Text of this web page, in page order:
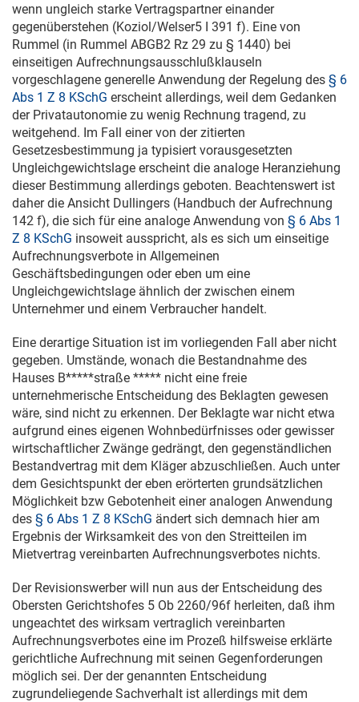
wenn ungleich starke Vertragspartner einander
gegenüberstehen (Koziol/Welser5 I 391 f). Eine von
Rummel (in Rummel ABGB2 Rz 29 zu § 1440) bei
einseitigen Aufrechnungsausschlußklauseln
vorgeschlagene generelle Anwendung der Regelung des § 6
Abs 1 Z 8 KSchG erscheint allerdings, weil dem Gedanken
der Privatautonomie zu wenig Rechnung tragend, zu
weitgehend. Im Fall einer von der zitierten
Gesetzesbestimmung ja typisiert vorausgesetzten
Ungleichgewichtslage erscheint die analoge Heranziehung
dieser Bestimmung allerdings geboten. Beachtenswert ist
daher die Ansicht Dullingers (Handbuch der Aufrechnung
142 f), die sich für eine analoge Anwendung von § 6 Abs 1
Z 8 KSchG insoweit ausspricht, als es sich um einseitige
Aufrechnungsverbote in Allgemeinen
Geschäftsbedingungen oder eben um eine
Ungleichgewichtslage ähnlich der zwischen einem
Unternehmer und einem Verbraucher handelt.
Eine derartige Situation ist im vorliegenden Fall aber nicht
gegeben. Umstände, wonach die Bestandnahme des
Hauses B*****straße ***** nicht eine freie
unternehmerische Entscheidung des Beklagten gewesen
wäre, sind nicht zu erkennen. Der Beklagte war nicht etwa
aufgrund eines eigenen Wohnbedürfnisses oder gewisser
wirtschaftlicher Zwänge gedrängt, den gegenständlichen
Bestandvertrag mit dem Kläger abzuschließen. Auch unter
dem Gesichtspunkt der eben erörterten grundsätzlichen
Möglichkeit bzw Gebotenheit einer analogen Anwendung
des § 6 Abs 1 Z 8 KSchG ändert sich demnach hier am
Ergebnis der Wirksamkeit des von den Streitteilen im
Mietvertrag vereinbarten Aufrechnungsverbotes nichts.
Der Revisionswerber will nun aus der Entscheidung des
Obersten Gerichtshofes 5 Ob 2260/96f herleiten, daß ihm
ungeachtet des wirksam vertraglich vereinbarten
Aufrechnungsverbotes eine im Prozeß hilfsweise erklärte
gerichtliche Aufrechnung mit seinen Gegenforderungen
möglich sei. Der der genannten Entscheidung
zugrundeliegende Sachverhalt ist allerdings mit dem